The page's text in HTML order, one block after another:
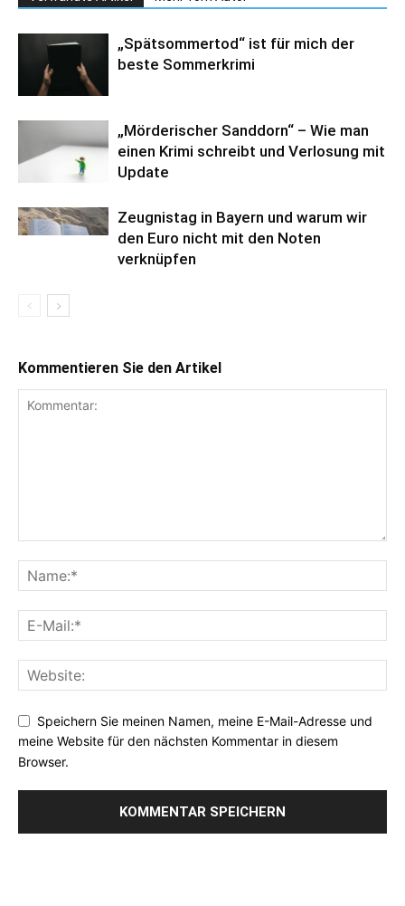
„Spätsommertod“ ist für mich der
beste Sommerkrimi
„Mörderischer Sanddorn“ – Wie man
einen Krimi schreibt und Verlosung mit
Update
Zeugnistag in Bayern und warum wir
den Euro nicht mit den Noten
verknüpfen
Kommentieren Sie den Artikel
Speichern Sie meinen Namen, meine E-Mail-Adresse und
meine Website für den nächsten Kommentar in diesem
Browser.